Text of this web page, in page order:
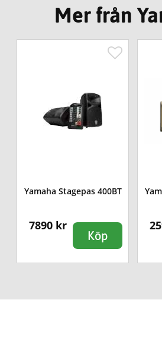
Mer från
Yamaha Stagepas 400BT
7890 kr
Köp